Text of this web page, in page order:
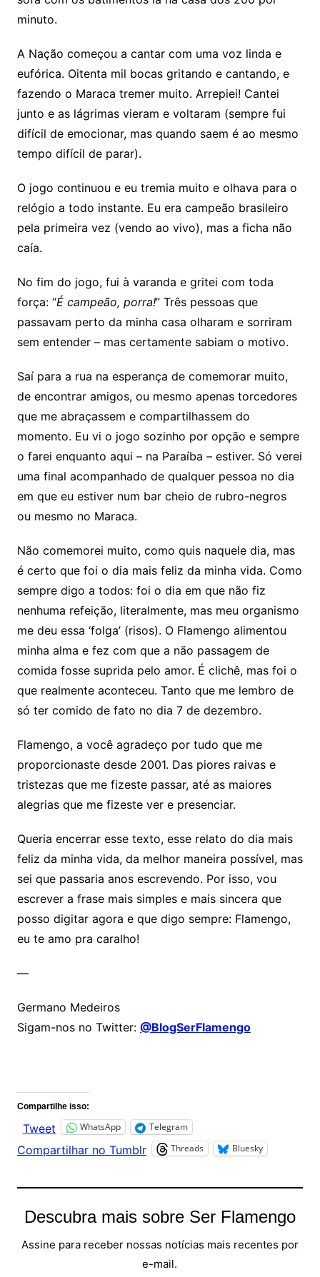
minuto.
A Nação começou a cantar com uma voz linda e
eufórica. Oitenta mil bocas gritando e cantando, e
fazendo o Maraca tremer muito. Arrepiei! Cantei
junto e as lágrimas vieram e voltaram (sempre fui
difícil de emocionar, mas quando saem é ao mesmo
tempo difícil de parar).
O jogo continuou e eu tremia muito e olhava para o
relógio a todo instante. Eu era campeão brasileiro
pela primeira vez (vendo ao vivo), mas a ficha não
caía.
No fim do jogo, fui à varanda e gritei com toda
força: “É campeão, porra!” Três pessoas que
passavam perto da minha casa olharam e sorriram
sem entender – mas certamente sabiam o motivo.
Saí para a rua na esperança de comemorar muito,
de encontrar amigos, ou mesmo apenas torcedores
que me abraçassem e compartilhassem do
momento. Eu vi o jogo sozinho por opção e sempre
o farei enquanto aqui – na Paraíba – estiver. Só verei
uma final acompanhado de qualquer pessoa no dia
em que eu estiver num bar cheio de rubro-negros
ou mesmo no Maraca.
Não comemorei muito, como quis naquele dia, mas
é certo que foi o dia mais feliz da minha vida. Como
sempre digo a todos: foi o dia em que não fiz
nenhuma refeição, literalmente, mas meu organismo
me deu essa ‘folga’ (risos). O Flamengo alimentou
minha alma e fez com que a não passagem de
comida fosse suprida pelo amor. É clichê, mas foi o
que realmente aconteceu. Tanto que me lembro de
só ter comido de fato no dia 7 de dezembro.
Flamengo, a você agradeço por tudo que me
proporcionaste desde 2001. Das piores raivas e
tristezas que me fizeste passar, até as maiores
alegrias que me fizeste ver e presenciar.
Queria encerrar esse texto, esse relato do dia mais
feliz da minha vida, da melhor maneira possível, mas
sei que passaria anos escrevendo. Por isso, vou
escrever a frase mais simples e mais sincera que
posso digitar agora e que digo sempre: Flamengo,
eu te amo pra caralho!
—
Germano Medeiros
Sigam-nos no Twitter: @BlogSerFlamengo
Compartilhe isso:
Tweet WhatsApp Telegram
Compartilhar no Tumblr Threads Bluesky
Descubra mais sobre Ser Flamengo
Assine para receber nossas notícias mais recentes por
e-mail.